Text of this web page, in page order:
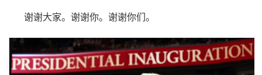
谢谢大家。谢谢你。谢谢你们。